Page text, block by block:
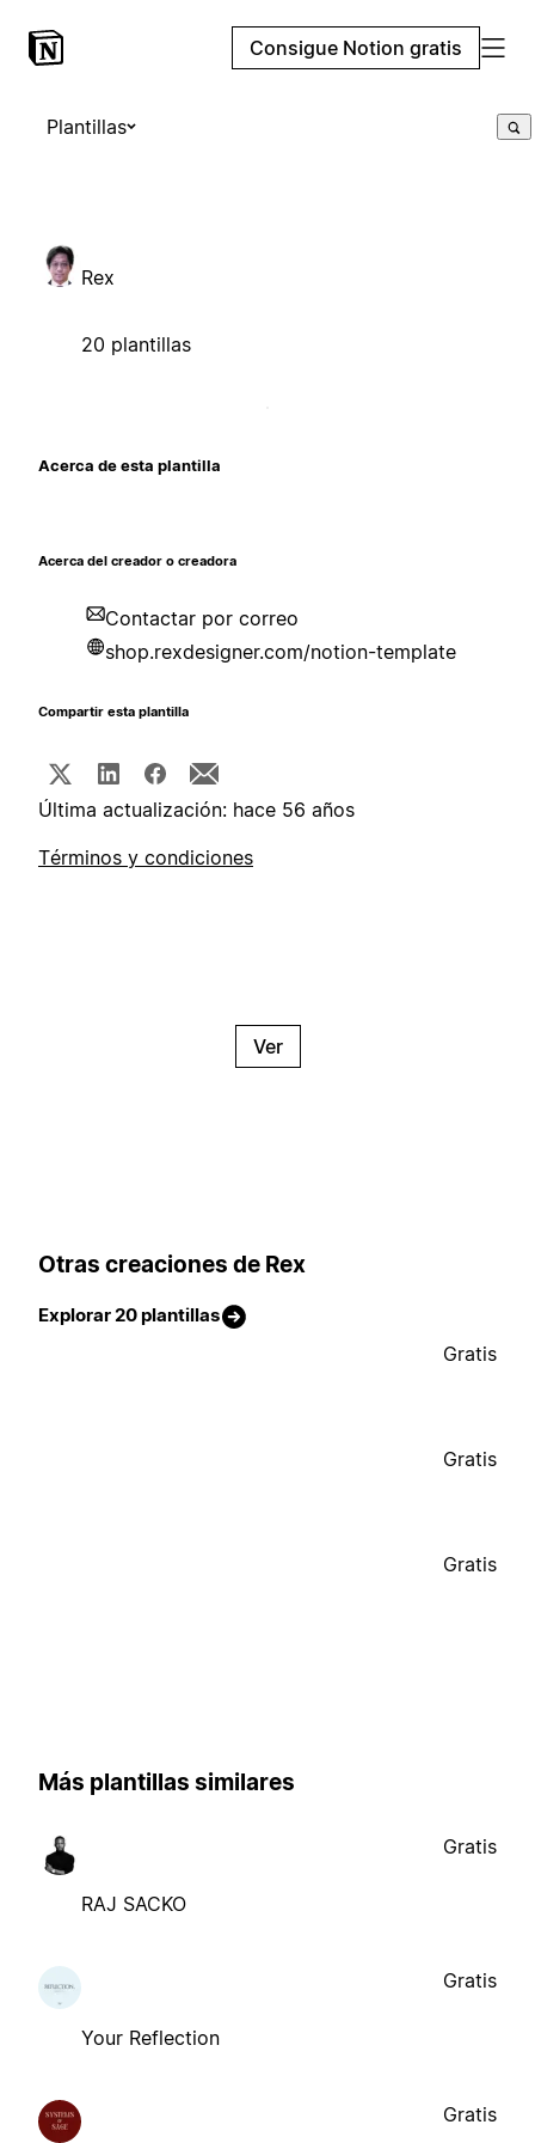
Consigue Notion gratis
Plantillas
Rex
20 plantillas
Acerca de esta plantilla
Acerca del creador o creadora
Contactar por correo
shop.rexdesigner.com/notion-template
Compartir esta plantilla
Última actualización: hace 56 años
Términos y condiciones
Ver
Otras creaciones de Rex
Explorar 20 plantillas
Gratis
Gratis
Gratis
Más plantillas similares
RAJ SACKO
Gratis
Your Reflection
Gratis
Gratis